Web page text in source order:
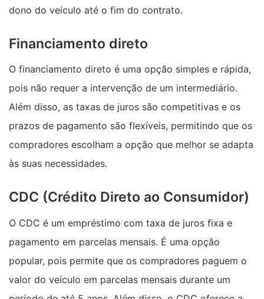
dono do veículo até o fim do contrato.
Financiamento direto
O financiamento direto é uma opção simples e rápida,
pois não requer a intervenção de um intermediário.
Além disso, as taxas de juros são competitivas e os
prazos de pagamento são flexíveis, permitindo que os
compradores escolham a opção que melhor se adapta
às suas necessidades.
CDC (Crédito Direto ao Consumidor)
O CDC é um empréstimo com taxa de juros fixa e
pagamento em parcelas mensais. É uma opção
popular, pois permite que os compradores paguem o
valor do veículo em parcelas mensais durante um